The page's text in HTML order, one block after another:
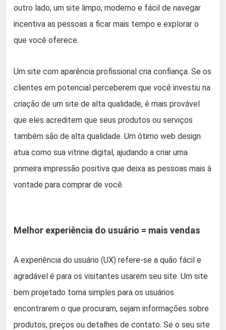
outro lado, um site limpo, moderno e fácil de navegar
incentiva as pessoas a ficar mais tempo e explorar o
que você oferece.
Um site com aparência profissional cria confiança. Se os
clientes em potencial perceberem que você investiu na
criação de um site de alta qualidade, é mais provável
que eles acreditem que seus produtos ou serviços
também são de alta qualidade. Um ótimo web design
atua como sua vitrine digital, ajudando a criar uma
primeira impressão positiva que deixa as pessoas mais à
vontade para comprar de você.
Melhor experiência do usuário = mais vendas
A experiência do usuário (UX) refere-se a quão fácil e
agradável é para os visitantes usarem seu site. Um site
bem projetado torna simples para os usuários
encontrarem o que procuram, sejam informações sobre
produtos, preços ou detalhes de contato. Se o seu site